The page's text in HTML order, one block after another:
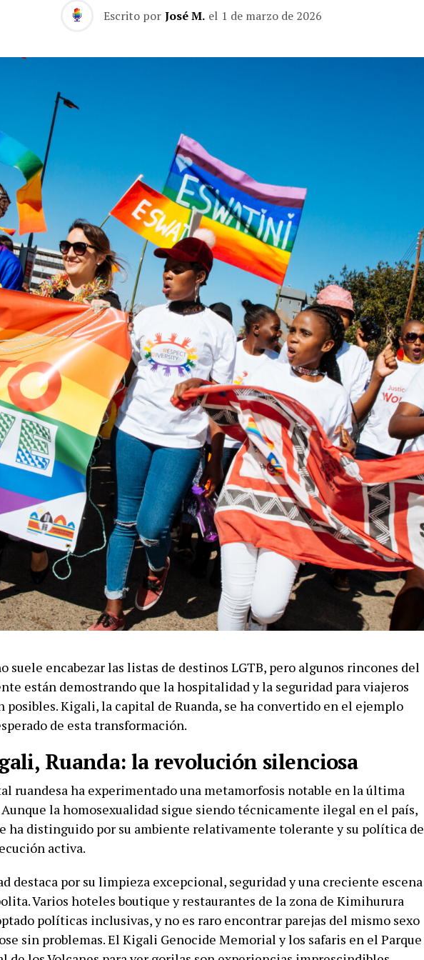
Escrito por José M. el 1 de marzo de 2026
suele encabezar las listas de destinos LGTB, pero algunos rincones del
están demostrando que la hospitalidad y la seguridad para viajeros
posibles. Kigali, la capital de Ruanda, se ha convertido en el ejemplo
de esta transformación.
Ruanda: la revolución silenciosa
ruandesa ha experimentado una metamorfosis notable en la última
Aunque la homosexualidad sigue siendo técnicamente ilegal en el país,
ha distinguido por su ambiente relativamente tolerante y su política de
activa.
destaca por su limpieza excepcional, seguridad y una creciente escena
Varios hoteles boutique y restaurantes de la zona de Kimihurura
políticas inclusivas, y no es raro encontrar parejas del mismo sexo
sin problemas. El Kigali Genocide Memorial y los safaris en el Parque